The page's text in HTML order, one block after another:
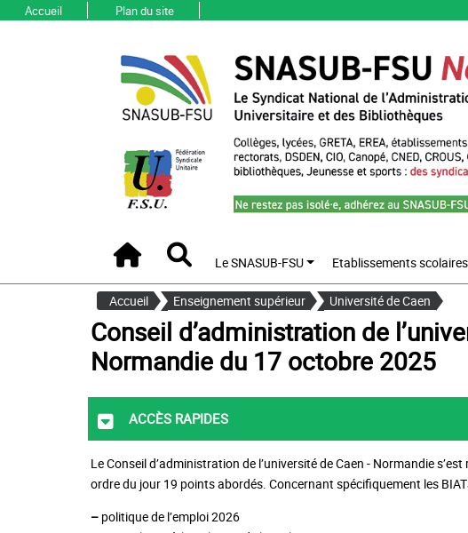
Accueil Plan du site
Accueil Recherche
Le SNASUB-FSU Etablissements scolaires
Accueil Enseignement supérieur Université de Caen
Conseil d’administration de l’université de Caen -
Normandie du 17 octobre 2025
Accès rapides
Le Conseil d’administration de l’université de Caen - Normandie
ordre du jour 19 points abordés. Concernant spécifiquement les
– politique de l’emploi 2026